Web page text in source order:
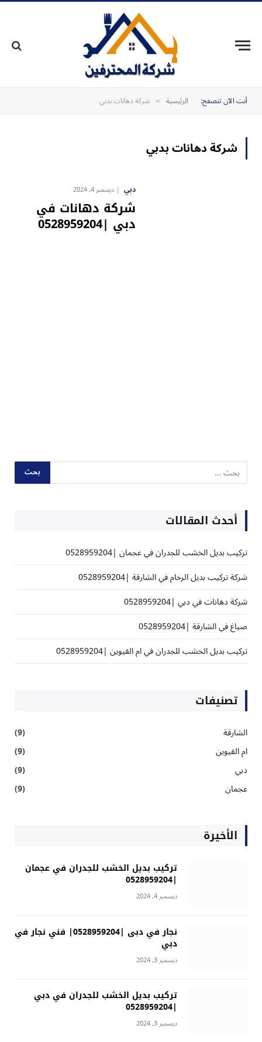
أنت الآن تتصفح: الرئيسية » شركة دهانات بدبي
شركة دهانات بدبي
دبي ديسمبر 4, 2024
شركة دهانات في
دبي |0528959204
أحدث المقالات
تركيب بديل الخشب للجدران في عجمان |0528959204
شركة تركيب بديل الرخام في الشارقة |0528959204
شركة دهانات في دبي |0528959204
صباغ في الشارقة |0528959204
تركيب بديل الخشب للجدران في ام القيوين |0528959204
تصنيفات
الشارقة
(9)
ام القيوين
(9)
دبي
(9)
عجمان
(9)
الأخيرة
تركيب بديل الخشب للجدران في عجمان
|0528959204
ديسمبر 4, 2024
نجار في دبى |0528959204| فني نجار في
دبي
ديسمبر 3, 2024
تركيب بديل الخشب للجدران في دبي
|0528959204
ديسمبر 3, 2024